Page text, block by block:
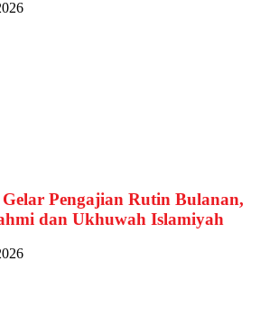
Pengajian Rutin Bulanan,
dan Ukhuwah Islamiyah